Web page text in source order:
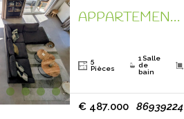
APPARTEMENT EN DERNIER ETAGE, ESPACE ET CLARTE !
5
Pièces
1 Salle
de
bain
€ 487.000 86939224